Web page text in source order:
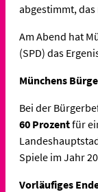
abgestimmt,
Am Abend hat
(SPD) das
Münchens
Bei der
60 Prozentfür
Spiele im Jahr
Vorläufiges